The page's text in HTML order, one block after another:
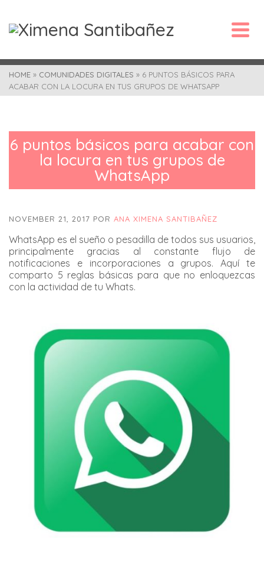
HOME » COMUNIDADES DIGITALES » 6 PUNTOS BÁSICOS PARA
ACABAR CON LA LOCURA EN TUS GRUPOS DE WHATSAPP
6 puntos básicos para acabar con
la locura en tus grupos de
WhatsApp
NOVEMBER 21, 2017 POR ANA XIMENA SANTIBAÑEZ
WhatsApp es el sueño o pesadilla de todos sus usuarios,
principalmente gracias al constante flujo de
notificaciones e incorporaciones a grupos. Aquí te
comparto 5 reglas básicas para que no enloquezcas
con la actividad de tu Whats.